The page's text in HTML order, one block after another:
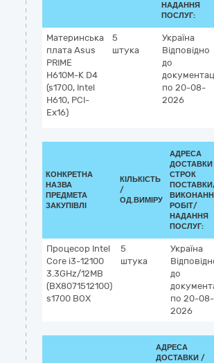
НАДАННЯ
ПОСЛУГ:
Материнська
плата Asus
PRIME
H610M-K D4
(s1700, Intel
H610, PCI-
Ex16)
5
штука
Україна
Відповідно
до
по 20-08-
2026
КОНКРЕТНА
НАЗВА
ПРЕДМЕТА
ЗАКУПІВЛІ
КІЛЬКІСТЬ
/
ОД.ВИМІРУ
АДРЕСА
СТРОК
РОБІТ/
НАДАННЯ
ПОСЛУГ:
Процесор Intel
Core i3-12100
3.3GHz/12MB
(BX8071512100)
s1700 BOX
5
штука
Україна
до
по 20-08-
2026
АДРЕСА
ДОСТАВКИ /